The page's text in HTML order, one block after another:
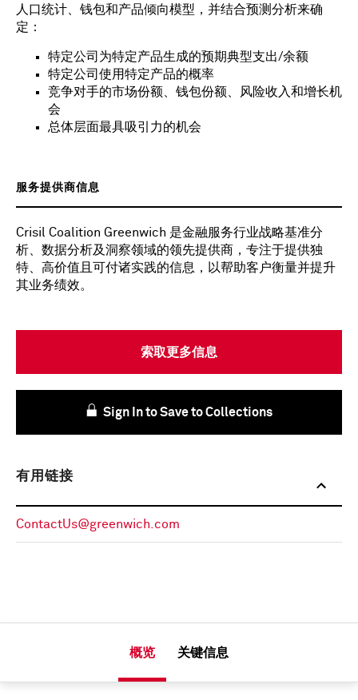
人口统计、钱包和产品倾向模型，并结合预测分析来确
定：
特定公司为特定产品生成的预期典型支出/余额
特定公司使用特定产品的概率
竞争对手的市场份额、钱包份额、风险收入和增长机
会
总体层面最具吸引力的机会
服务提供商信息
Crisil Coalition Greenwich 是金融服务行业战略基准分
析、数据分析及洞察领域的领先提供商，专注于提供独
特、高价值且可付诸实践的信息，以帮助客户衡量并提升
其业务绩效。
索取更多信息
Sign In to Save to Collections
有用链接
ContactUs@greenwich.com
概览 关键信息